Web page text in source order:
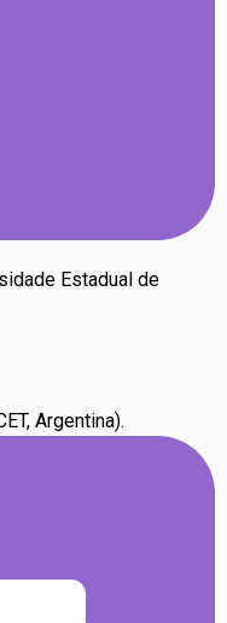
Estadual de
Argentina).